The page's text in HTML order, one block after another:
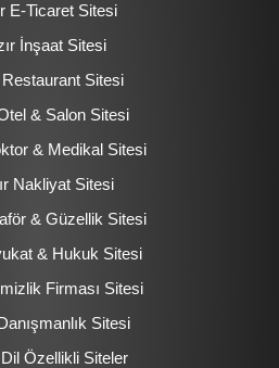
E-Ticaret Sitesi
İnşaat Sitesi
Restaurant Sitesi
& Salon Sitesi
& Medikal Sitesi
Nakliyat Sitesi
& Güzellik Sitesi
& Hukuk Sitesi
Firması Sitesi
Sitesi
Özellikli Siteler